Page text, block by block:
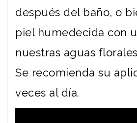
después del baño, o
piel humedecida con
nuestras aguas
Se recomienda su
veces al día.